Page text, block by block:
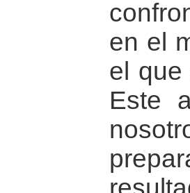
en el
el que
Este